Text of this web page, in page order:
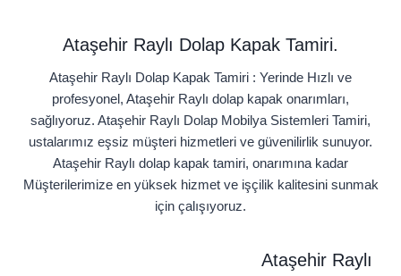
Ataşehir Raylı Dolap Kapak Tamiri.
Ataşehir Raylı Dolap Kapak Tamiri : Yerinde Hızlı ve
profesyonel, Ataşehir Raylı dolap kapak onarımları,
sağlıyoruz. Ataşehir Raylı Dolap Mobilya Sistemleri Tamiri,
ustalarımız eşsiz müşteri hizmetleri ve güvenilirlik sunuyor.
Ataşehir Raylı dolap kapak tamiri, onarımına kadar
Müşterilerimize en yüksek hizmet ve işçilik kalitesini sunmak
için çalışıyoruz.
Ataşehir Raylı